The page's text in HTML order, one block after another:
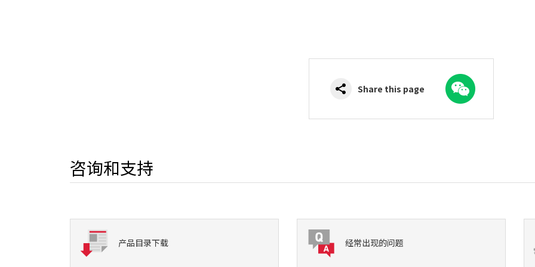
Share this page
WeChat
咨询和支持
产品目录下载 经常出现的问题